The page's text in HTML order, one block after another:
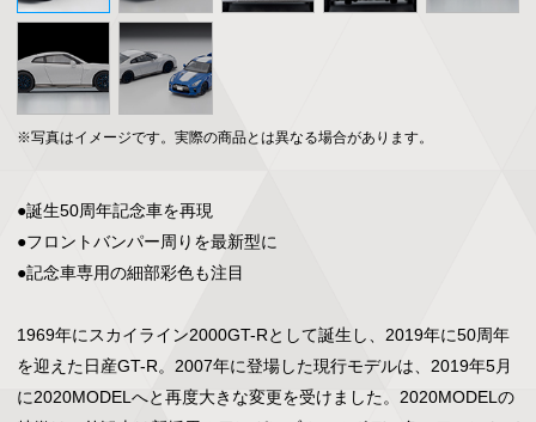
※写真はイメージです。実際の商品とは異なる場合があります。
●誕生50周年記念車を再現
●フロントバンパー周りを最新型に
●記念車専用の細部彩色も注目
1969年にスカイライン2000GT-Rとして誕生し、2019年に50周年
を迎えた日産GT-R。2007年に登場した現行モデルは、2019年5月
に2020MODELへと再度大きな変更を受けました。2020MODELの